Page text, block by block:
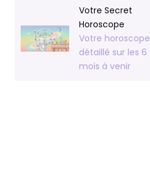
Votre Secret
Horoscope
Votre horoscope
détaillé sur les 6
mois à venir